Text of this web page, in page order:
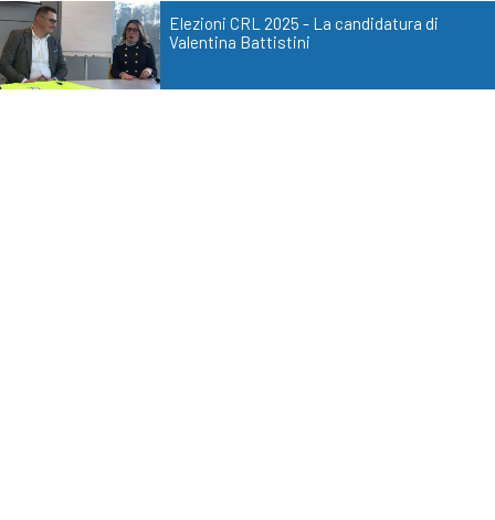
Elezioni CRL 2025 - La candidatura di
Valentina Battistini